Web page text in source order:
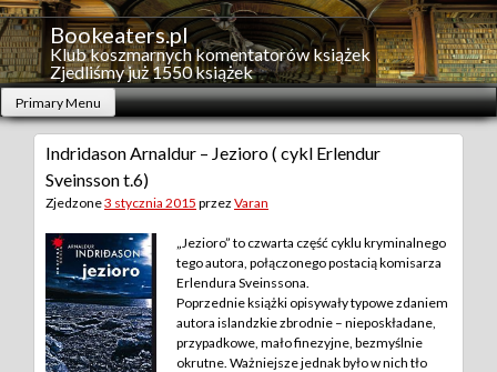
Skip
to
content
Bookeaters.pl
Klub koszmarnych komentatorów książek
Zjedliśmy już 1550 książek
Primary Menu
Indridason Arnaldur – Jezioro ( cykl Erlendur
Sveinsson t.6)
Zjedzone3 stycznia 2015 przez Varan
„Jezioro” to czwarta część cyklu kryminalnego
tego autora, połączonego postacią komisarza
Erlendura Sveinssona.
Poprzednie książki opisywały typowe zdaniem
autora islandzkie zbrodnie – nieposkładane,
przypadkowe, mało finezyjne, bezmyślnie
okrutne. Ważniejsze jednak było w nich tło